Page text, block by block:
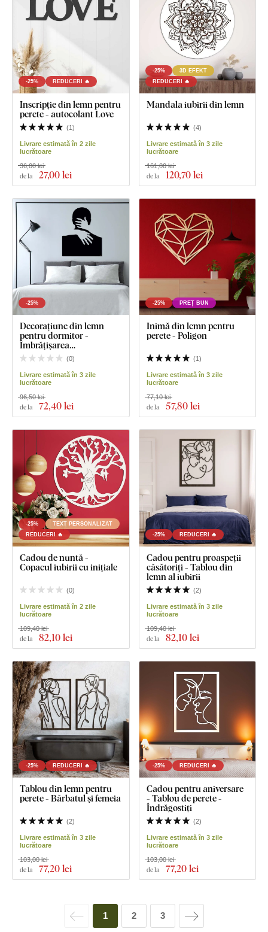
-25% REDUCERI 🔥
Inscripție din lemn pentru
perete - autocolant Love
(1)
Livrare estimată în 2 zile
lucrătoare
de la 27,00 lei
36,00 lei
-25%
3D EFEKT
REDUCERI 🔥
Mandala iubirii din lemn
(4)
Livrare estimată în 3 zile
lucrătoare
de la 120,70 lei
161,00 lei
-25%
Decorațiune din lemn
pentru dormitor -
Îmbrățișarea
îndrăgostiților
(0)
Livrare estimată în 3 zile
lucrătoare
de la 72,40 lei
96,50 lei
-25% PREȚ BUN
Inimă din lemn pentru
perete - Poligon
(1)
Livrare estimată în 3 zile
lucrătoare
de la 57,80 lei
77,10 lei
-25%
TEXT PERSONALIZAT
REDUCERI 🔥
Cadou de nuntă -
Copacul iubirii cu inițiale
(0)
Livrare estimată în 2 zile
lucrătoare
de la 82,10 lei
109,40 lei
-25% REDUCERI 🔥
Cadou pentru proaspeții
căsătoriți - Tablou din
lemn al iubirii
(2)
Livrare estimată în 3 zile
lucrătoare
de la 82,10 lei
109,40 lei
-25% REDUCERI 🔥
Tablou din lemn pentru
perete - Bărbatul și femeia
(2)
Livrare estimată în 3 zile
lucrătoare
de la 77,20 lei
103,00 lei
-25% REDUCERI 🔥
Cadou pentru aniversare
- Tablou de perete -
Îndrăgostiți
(2)
Livrare estimată în 3 zile
lucrătoare
de la 77,20 lei
103,00 lei
1 2 3